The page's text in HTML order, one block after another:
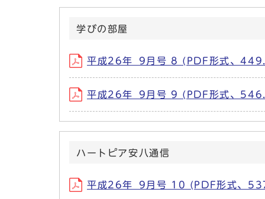
学びの部屋
平成26年_9月号 8 (PDF形式、
平成26年_9月号 9 (PDF形式、
ハートピア安八通信
平成26年_9月号 10 (PDF形式、